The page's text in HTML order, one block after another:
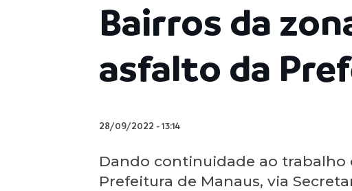
Bairros da
asfalto da
28/09/2022 -13:14
Dando continuidade ao trabalho
Prefeitura de Manaus, via